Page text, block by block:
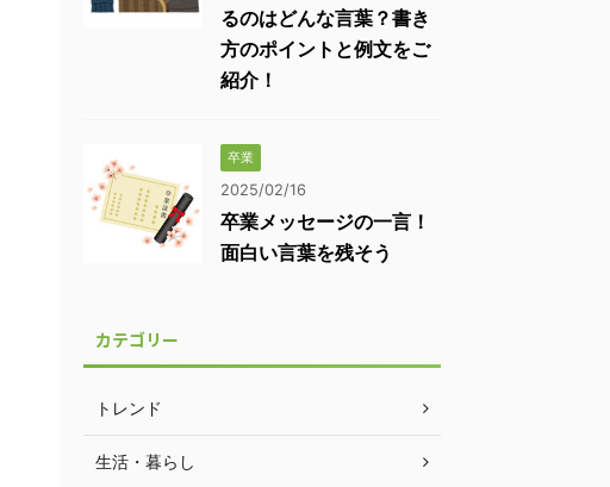
るのはどんな言葉？書き
方のポイントと例文をご
紹介！
卒業
2025/02/16
卒業メッセージの一言！
面白い言葉を残そう
カテゴリー
トレンド
生活・暮らし